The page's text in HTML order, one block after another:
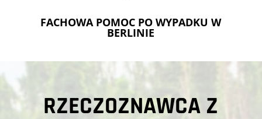
FACHOWA POMOC PO WYPADKU W
BERLINIE
RZECZOZNAWCA Z